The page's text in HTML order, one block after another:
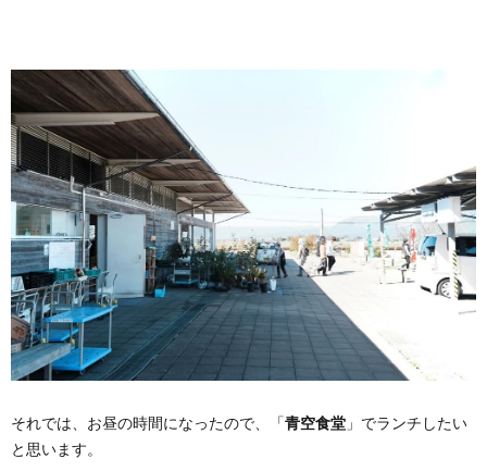
それでは、お昼の時間になったので、「青空食堂 」でランチしたい
と思います。